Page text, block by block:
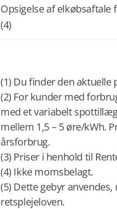
Opsigelse af
(4)
(1) Du finder den aktuelle
(2) For kunder med
med et variabelt
mellem 1,5 – 5 øre/kWh.
årsforbrug.
(3) Priser i henhold til
(4) Ikke momsbelagt.
(5) Dette gebyr
retsplejeloven.